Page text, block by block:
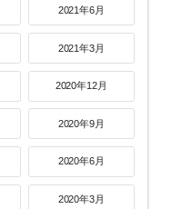
2021年6月
2021年3月
2020年12月
2020年9月
2020年6月
2020年3月